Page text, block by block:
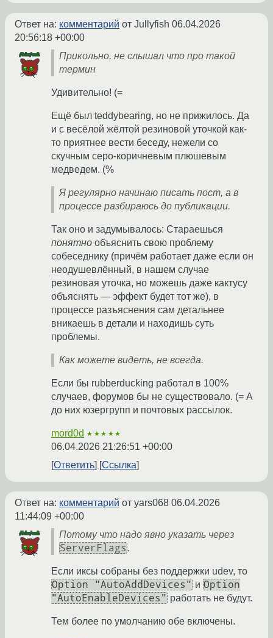
Ответ на: комментарий от Jullyfish 06.04.2026
20:56:18 +00:00
Прикольно, не слышал что про такой
термин
Удивительно! (=
Ещё был teddybearing, но не прижилось. Да
и с весёлой жёлтой резиновой уточкой как-
то приятнее вести беседу, нежели со
скучным серо-коричневым плюшевым
медведем. (%
Я регулярно начинаю писать пост, а в
процессе разбираюсь до публикации.
Так оно и задумывалось: Стараешься
понятно объяснить свою проблему
собеседнику (причём работает даже если он
неодушевлённый, в нашем случае
резиновая уточка, но можешь даже кактусу
объяснять — эффект будет тот же), в
процессе разъяснения сам детальнее
вникаешь в детали и находишь суть
проблемы.
Как можете видеть, не всегда.
Если бы rubberducking работал в 100%
случаев, форумов бы не существовало. (= А
до них юзергрупп и почтовых рассылок.
mord0d ★★★★★
06.04.2026 21:26:51 +00:00
Ответить
Ссылка
Ответ на: комментарий от yars068 06.04.2026
11:44:09 +00:00
Потому что надо явно указать через
ServerFlags .
Если иксы собраны без поддержки udev, то
Option "AutoAddDevices" и Option
"AutoEnableDevices" работать не будут.
Тем более по умолчанию обе включены.